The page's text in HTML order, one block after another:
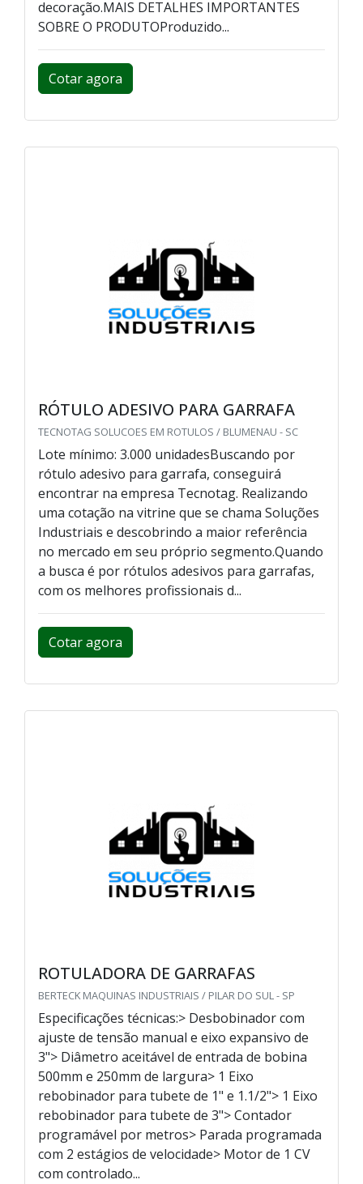
decoração.MAIS DETALHES IMPORTANTES
SOBRE O PRODUTOProduzido...
Cotar agora
RÓTULO ADESIVO PARA GARRAFA
TECNOTAG SOLUCOES EM ROTULOS / BLUMENAU - SC
Lote mínimo: 3.000 unidadesBuscando por
rótulo adesivo para garrafa, conseguirá
encontrar na empresa Tecnotag. Realizando
uma cotação na vitrine que se chama Soluções
Industriais e descobrindo a maior referência
no mercado em seu próprio segmento.Quando
a busca é por rótulos adesivos para garrafas,
com os melhores profissionais d...
Cotar agora
ROTULADORA DE GARRAFAS
BERTECK MAQUINAS INDUSTRIAIS / PILAR DO SUL - SP
Especificações técnicas:> Desbobinador com
ajuste de tensão manual e eixo expansivo de
3"> Diâmetro aceitável de entrada de bobina
500mm e 250mm de largura> 1 Eixo
rebobinador para tubete de 1" e 1.1/2"> 1 Eixo
rebobinador para tubete de 3"> Contador
programável por metros> Parada programada
com 2 estágios de velocidade> Motor de 1 CV
com controlado...